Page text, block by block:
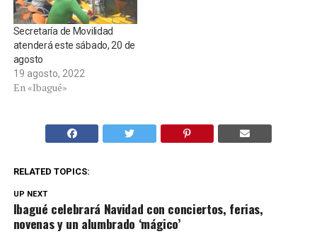
Secretaría de Movilidad
atenderá este sábado, 20 de
agosto
19 agosto, 2022
En «Ibagué»
RELATED TOPICS:
UP NEXT
Ibagué celebrará Navidad con conciertos, ferias,
novenas y un alumbrado ‘mágico’